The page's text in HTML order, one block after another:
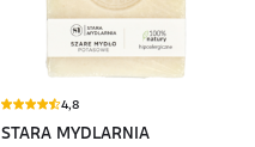
4,8
STARA MYDLARNIA